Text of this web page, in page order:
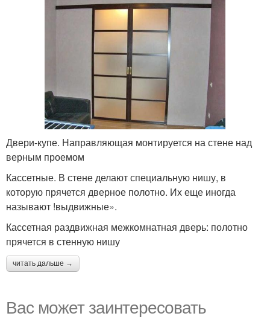
Амбарная дверь Амбарные двери
Двери в беседке
Двери-купе. Направляющая монтируется на стене над
верным проемом
Кассетные. В стене делают специальную нишу, в
которую прячется дверное полотно. Их еще иногда
называют !выдвижные».
Кассетная раздвижная межкомнатная дверь: полотно
прячется в стенную нишу
читать дальше →
Вас может заинтересовать